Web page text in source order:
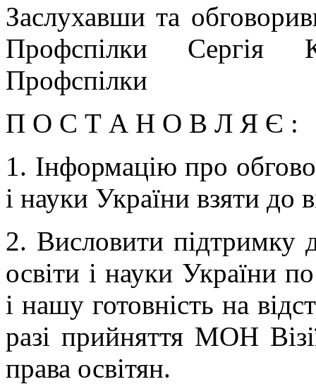
Заслухавши та
Профспілки Сергія
Профспілки
П О С Т А Н О В Л Я Є :
1. Інформацію про
і науки України взяти до
2. Висловити підтримку
освіти і науки України
і нашу готовність на
разі прийняття МОН
права освітян.